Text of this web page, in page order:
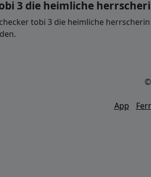
3 die heimliche
tobi 3 die heimliche
App